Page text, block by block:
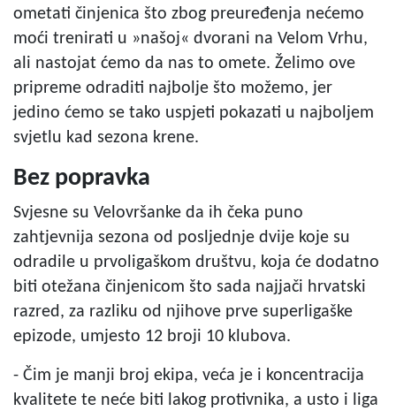
ometati činjenica što zbog preuređenja nećemo
moći trenirati u »našoj« dvorani na Velom Vrhu,
ali nastojat ćemo da nas to omete. Želimo ove
pripreme odraditi najbolje što možemo, jer
jedino ćemo se tako uspjeti pokazati u najboljem
svjetlu kad sezona krene.
Bez popravka
Svjesne su Velovršanke da ih čeka puno
zahtjevnija sezona od posljednje dvije koje su
odradile u prvoligaškom društvu, koja će dodatno
biti otežana činjenicom što sada najjači hrvatski
razred, za razliku od njihove prve superligaške
epizode, umjesto 12 broji 10 klubova.
- Čim je manji broj ekipa, veća je i koncentracija
kvalitete te neće biti lakog protivnika, a usto i liga